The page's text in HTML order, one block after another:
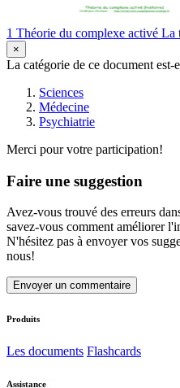
1 Théorie du complexe activé
×
La catégorie de ce document est-
Sciences
Médecine
Psychiatrie
Merci pour votre participation!
Faire une suggestion
Avez-vous trouvé des erreurs
savez-vous comment améliorer
N'hésitez pas à envoyer vos
nous!
Envoyer un commentaire
Produits
Les documents Flashcards
Assistance